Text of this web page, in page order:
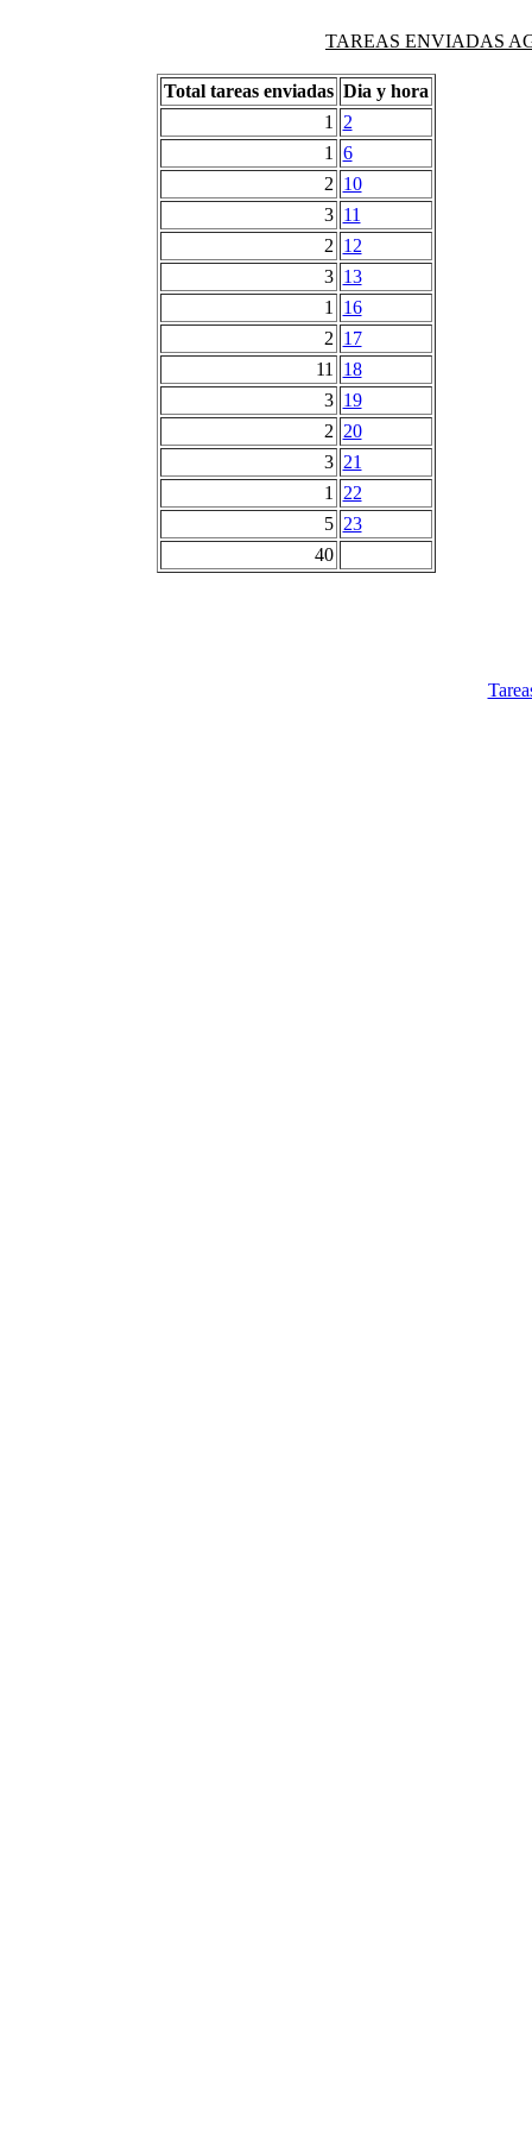
TAREAS ENVIADAS
Total tareas enviadas Dia y hora
1
2
1
6
2 10
3 11
2 12
3 13
1
16
2 17
11
18
3 19
2 20
3 21
1
22
5 23
40